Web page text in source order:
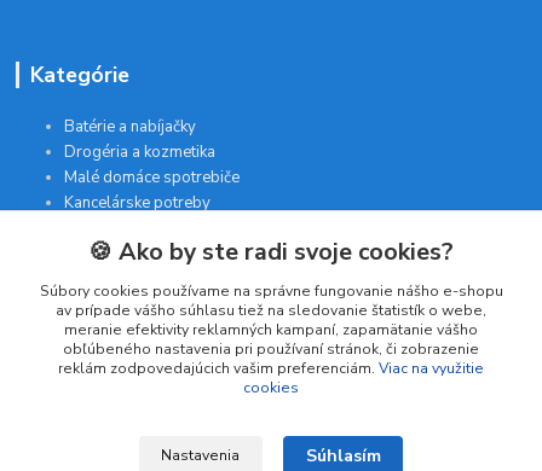
Kategórie
Batérie a nabíjačky
Drogéria a kozmetika
Malé domáce spotrebiče
Kancelárske potreby
Kontakt
INTERGAM s.r.o
Jelšová 5
🍪 Ako by ste radi svoje cookies?
Súbory cookies používame na správne fungovanie nášho e-shopu
av prípade vášho súhlasu tiež na sledovanie štatistík o webe,
meranie efektivity reklamných kampaní, zapamätanie vášho
obľúbeného nastavenia pri používaní stránok, či zobrazenie
reklám zodpovedajúcich vašim preferenciám. Viac na využitie
cookies
Nastavenia Súhlasím